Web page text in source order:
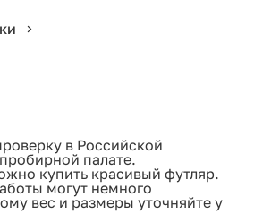
в Российской
палате.
купить красивый футляр.
могут немного
вес и размеры уточняйте у